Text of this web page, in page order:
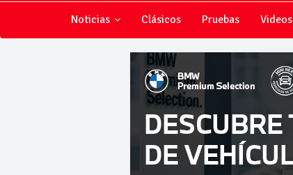
Noticias Clásicos Pruebas Videos